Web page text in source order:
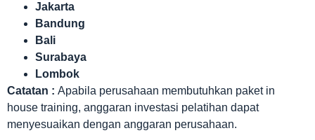
Jakarta
Bandung
Bali
Surabaya
Lombok
Catatan : Apabila perusahaan membutuhkan paket in
house training, anggaran investasi pelatihan dapat
menyesuaikan dengan anggaran perusahaan.